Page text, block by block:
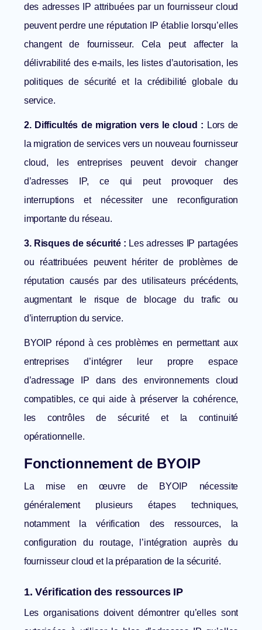
des adresses IP attribuées par un fournisseur cloud
peuvent perdre une réputation IP établie lorsqu’elles
changent de fournisseur. Cela peut affecter la
délivrabilité des e-mails, les listes d’autorisation, les
politiques de sécurité et la crédibilité globale du
service.
2. Difficultés de migration vers le cloud : Lors de
la migration de services vers un nouveau fournisseur
cloud, les entreprises peuvent devoir changer
d’adresses IP, ce qui peut provoquer des
interruptions et nécessiter une reconfiguration
importante du réseau.
3. Risques de sécurité : Les adresses IP partagées
ou réattribuées peuvent hériter de problèmes de
réputation causés par des utilisateurs précédents,
augmentant le risque de blocage du trafic ou
d’interruption du service.
BYOIP répond à ces problèmes en permettant aux
entreprises d’intégrer leur propre espace
d’adressage IP dans des environnements cloud
compatibles, ce qui aide à préserver la cohérence,
les contrôles de sécurité et la continuité
opérationnelle.
Fonctionnement de BYOIP
La mise en œuvre de BYOIP nécessite
généralement plusieurs étapes techniques,
notamment la vérification des ressources, la
configuration du routage, l’intégration auprès du
fournisseur cloud et la préparation de la sécurité.
1. Vérification des ressources IP
Les organisations doivent démontrer qu’elles sont